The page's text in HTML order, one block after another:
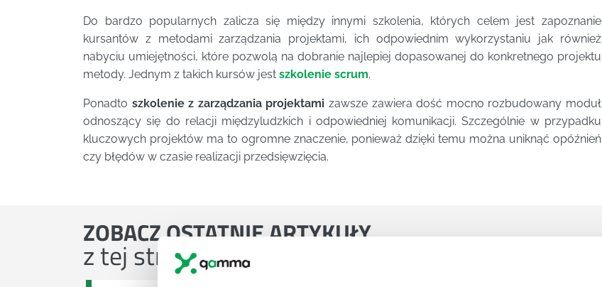
Do bardzo popularnych zalicza się między innymi szkolenia, których celem jest zapoznanie
kursantów z metodami zarządzania projektami, ich odpowiednim wykorzystaniu jak również
nabyciu umiejętności, które pozwolą na dobranie najlepiej dopasowanej do konkretnego projektu
metody. Jednym z takich kursów jest szkolenie scrum.
Ponadto szkolenie z zarządzania projektami zawsze zawiera dość mocno rozbudowany moduł
odnoszący się do relacji międzyludzkich i odpowiedniej komunikacji. Szczególnie w przypadku
kluczowych projektów ma to ogromne znaczenie, ponieważ dzięki temu można uniknąć opóźnień
czy błędów w czasie realizacji przedsięwzięcia.
ZOBACZOSTATNIE ARTYKUŁY
z tej strefy wiedzy